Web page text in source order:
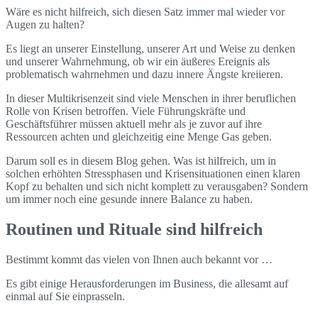
Wäre es nicht hilfreich, sich diesen Satz immer mal wieder vor
Augen zu halten?
Es liegt an unserer Einstellung, unserer Art und Weise zu denken
und unserer Wahrnehmung, ob wir ein äußeres Ereignis als
problematisch wahrnehmen und dazu innere Ängste kreiieren.
In dieser Multikrisenzeit sind viele Menschen in ihrer beruflichen
Rolle von Krisen betroffen. Viele Führungskräfte und
Geschäftsführer müssen aktuell mehr als je zuvor auf ihre
Ressourcen achten und gleichzeitig eine Menge Gas geben.
Darum soll es in diesem Blog gehen. Was ist hilfreich, um in
solchen erhöhten Stressphasen und Krisensituationen einen klaren
Kopf zu behalten und sich nicht komplett zu verausgaben? Sondern
um immer noch eine gesunde innere Balance zu haben.
Routinen und Rituale sind hilfreich
Bestimmt kommt das vielen von Ihnen auch bekannt vor …
Es gibt einige Herausforderungen im Business, die allesamt auf
einmal auf Sie einprasseln.